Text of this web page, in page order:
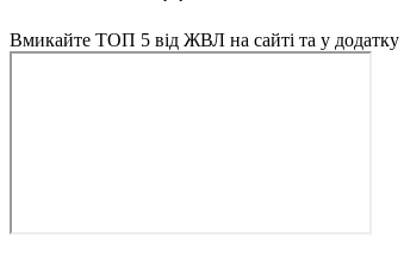
Вмикайте ТОП 5 від ЖВЛ на сайті та у додатку